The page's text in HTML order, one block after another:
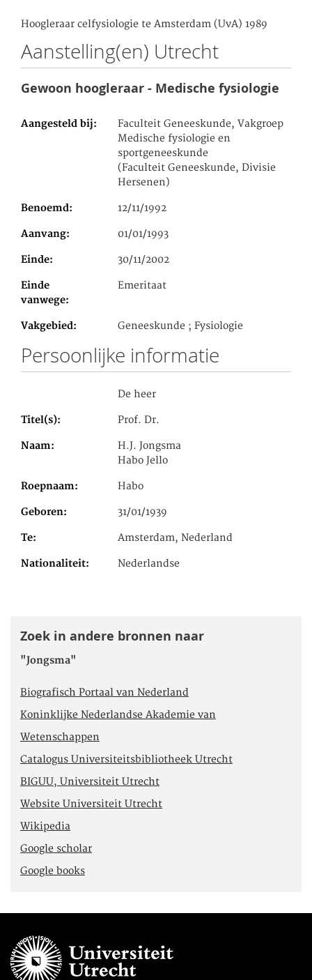
Hoogleraar celfysiologie te Amsterdam (UvA) 1989
Aanstelling(en) Utrecht
Gewoon hoogleraar - Medische fysiologie
Aangesteld bij
Faculteit Geneeskunde, Vakgroep
Medische fysiologie en
sportgeneeskunde
(Faculteit Geneeskunde, Divisie
Hersenen)
Benoemd 12/11/1992
Aanvang 01/01/1993
Einde 30/11/2002
Einde
vanwege
Emeritaat
Vakgebied Geneeskunde ; Fysiologie
Persoonlijke informatie
De heer
Titel(s) Prof. Dr.
Naam
H.J. Jongsma
Habo Jello
Roepnaam Habo
Geboren 31/01/1939
Te Amsterdam, Nederland
Nationaliteit Nederlandse
Zoek in andere bronnen naar
"Jongsma"
Biografisch Portaal van Nederland
Koninklijke Nederlandse Akademie van
Wetenschappen
Catalogus Universiteitsbibliotheek Utrecht
BIGUU, Universiteit Utrecht
Website Universiteit Utrecht
Wikipedia
Google scholar
Google books